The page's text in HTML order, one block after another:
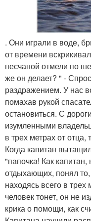
. Они играли в воде,
от времени
песчаной отмели по
же он делает? " -
раздражением. У нас
помахав рукой
остановиться. С
изумленными
в трех метрах от отца,
Когда капитан
"папочка! Как
отдыхающих, понял то,
находясь всего в
человек тонет, он не
крика о помощи, как